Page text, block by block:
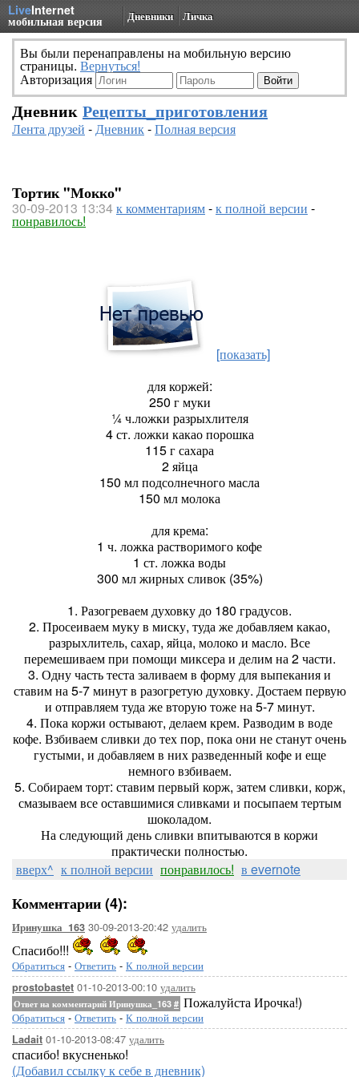
LiveInternet
мобильная версия Дневники Личка
Вы были перенаправлены на мобильную версию
страницы. Вернуться!
Авторизация
Дневник Рецепты_приготовления
Лента друзей -Дневник-Полная версия
Тортик "Мокко"
30-09-2013 13:34к комментариям-к полной версии -
понравилось!
[показать]
для коржей:
250 г муки
¼ ч.ложки разрыхлителя
4 ст. ложки какао порошка
115 г сахара
2 яйца
150 мл подсолнечного масла
150 мл молока
для крема:
1 ч. ложка растворимого кофе
1 ст. ложка воды
300 мл жирных сливок (35%)
1. Разогреваем духовку до 180 градусов.
2. Просеиваем муку в миску, туда же добавляем какао,
разрыхлитель, сахар, яйца, молоко и масло. Все
перемешиваем при помощи миксера и делим на 2 части.
3. Одну часть теста заливаем в форму для выпекания и
ставим на 5-7 минут в разогретую духовку. Достаем первую
и отправляем туда же вторую тоже на 5-7 минут.
4. Пока коржи остывают, делаем крем. Разводим в воде
кофе. Взбиваем сливки до тех пор, пока они не станут очень
густыми, и добавляем в них разведенный кофе и еще
немного взбиваем.
5. Собираем торт: ставим первый корж, затем сливки, корж,
смазываем все оставшимися сливками и посыпаем тертым
шоколадом.
На следующий день сливки впитываются в коржи
практически полностью.
вверх^ к полной версии понравилось! в evernote
Комментарии (4):
Иринушка_163 30-09-2013-20:42 удалить
Спасибо!!!
Обратиться - Ответить - К полной версии
prostobastet 01-10-2013-00:10 удалить
Ответ на комментарий Иринушка_163 # Пожалуйста Ирочка!)
Обратиться - Ответить - К полной версии
Ladait 01-10-2013-08:47 удалить
спасибо! вкусненько!
(Добавил ссылку к себе в дневник)